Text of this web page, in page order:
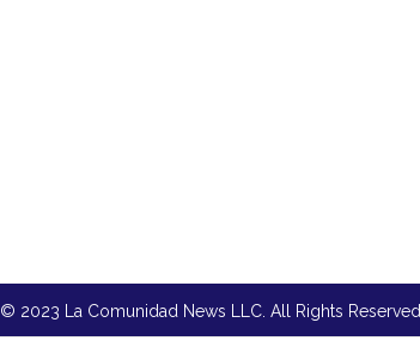
© 2023 La Comunidad News LLC. All Rights Reserved.